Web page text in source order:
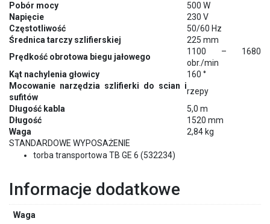
Pobór mocy
500 W
Napięcie
230 V
Częstotliwość
50/60 Hz
Średnica tarczy szlifierskiej
225 mm
Prędkość obrotowa biegu jałowego
1100 – 1680
obr./min
Kąt nachylenia głowicy
160 °
Mocowanie narzędzia szlifierki do scian i
sufitów
rzepy
Długość kabla
5,0 m
Długość
1520 mm
Waga
2,84 kg
STANDARDOWE WYPOSAŻENIE
torba transportowa TB GE 6 (532234)
Informacje dodatkowe
Waga